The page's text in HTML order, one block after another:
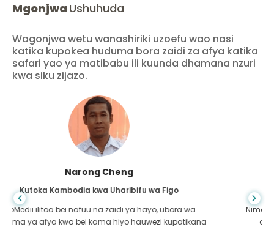
Mgonjwa Ushuhuda
Wagonjwa wetu wanashiriki uzoefu wao nasi
katika kupokea huduma bora zaidi za afya katika
safari yao ya matibabu ili kuunda dhamana nzuri
kwa siku zijazo.
Shandha Das
Kutoka Bangladesh kwa Gastroenterology
Nimemshukuru mwanangu na timu mahiri ya GoMedii
ambao walinisaidia katika safari yangu kutoka